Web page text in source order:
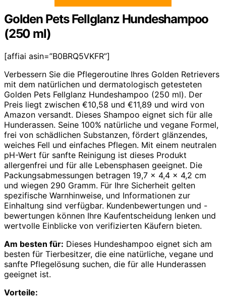
Golden Pets Fellglanz Hundeshampoo
(250 ml)
[affiai asin=”B0BRQ5VKFR”]
Verbessern Sie die Pflegeroutine Ihres Golden Retrievers
mit dem natürlichen und dermatologisch getesteten
Golden Pets Fellglanz Hundeshampoo (250 ml). Der
Preis liegt zwischen €10,58 und €11,89 und wird von
Amazon versandt. Dieses Shampoo eignet sich für alle
Hunderassen. Seine 100% natürliche und vegane Formel,
frei von schädlichen Substanzen, fördert glänzendes,
weiches Fell und einfaches Pflegen. Mit einem neutralen
pH-Wert für sanfte Reinigung ist dieses Produkt
allergenfrei und für alle Lebensphasen geeignet. Die
Packungsabmessungen betragen 19,7 x 4,4 x 4,2 cm
und wiegen 290 Gramm. Für Ihre Sicherheit gelten
spezifische Warnhinweise, und Informationen zur
Einhaltung sind verfügbar. Kundenbewertungen und -
bewertungen können Ihre Kaufentscheidung lenken und
wertvolle Einblicke von verifizierten Käufern bieten.
Am besten für: Dieses Hundeshampoo eignet sich am
besten für Tierbesitzer, die eine natürliche, vegane und
sanfte Pflegelösung suchen, die für alle Hunderassen
geeignet ist.
Vorteile: